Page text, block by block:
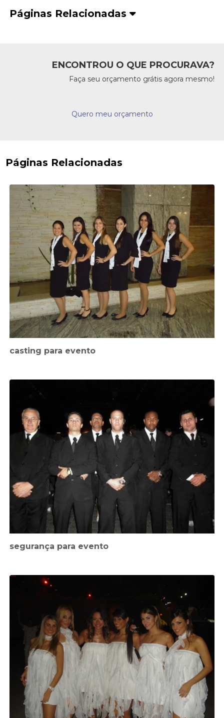
Páginas Relacionadas
ENCONTROU O QUE PROCURAVA?
Faça seu orçamento grátis agora mesmo!
Quero meu orçamento
Páginas Relacionadas
casting para evento
segurança para evento